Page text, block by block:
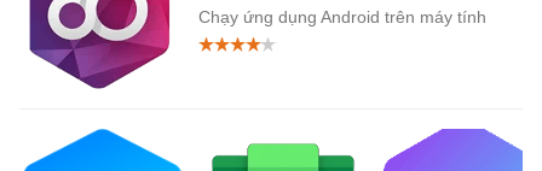
Chạy ứng dụng Android trên máy tính